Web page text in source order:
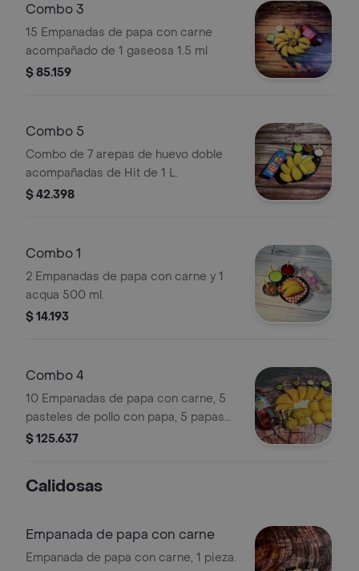
Combo 3
15 Empanadas de papa con carne
acompañado de 1 gaseosa 1.5 ml
$ 85.159
Combo 5
Combo de 7 arepas de huevo doble
acompañadas de Hit de 1 L.
$ 42.398
Combo 1
2 Empanadas de papa con carne y 1
acqua 500 ml.
$ 14.193
Combo 4
10 Empanadas de papa con carne, 5
pasteles de pollo con papa, 5 papas
rellenas de carne y gaseosa 2.5 l.
$ 125.637
Calidosas
Empanada de papa con carne
Empanada de papa con carne, 1 pieza.